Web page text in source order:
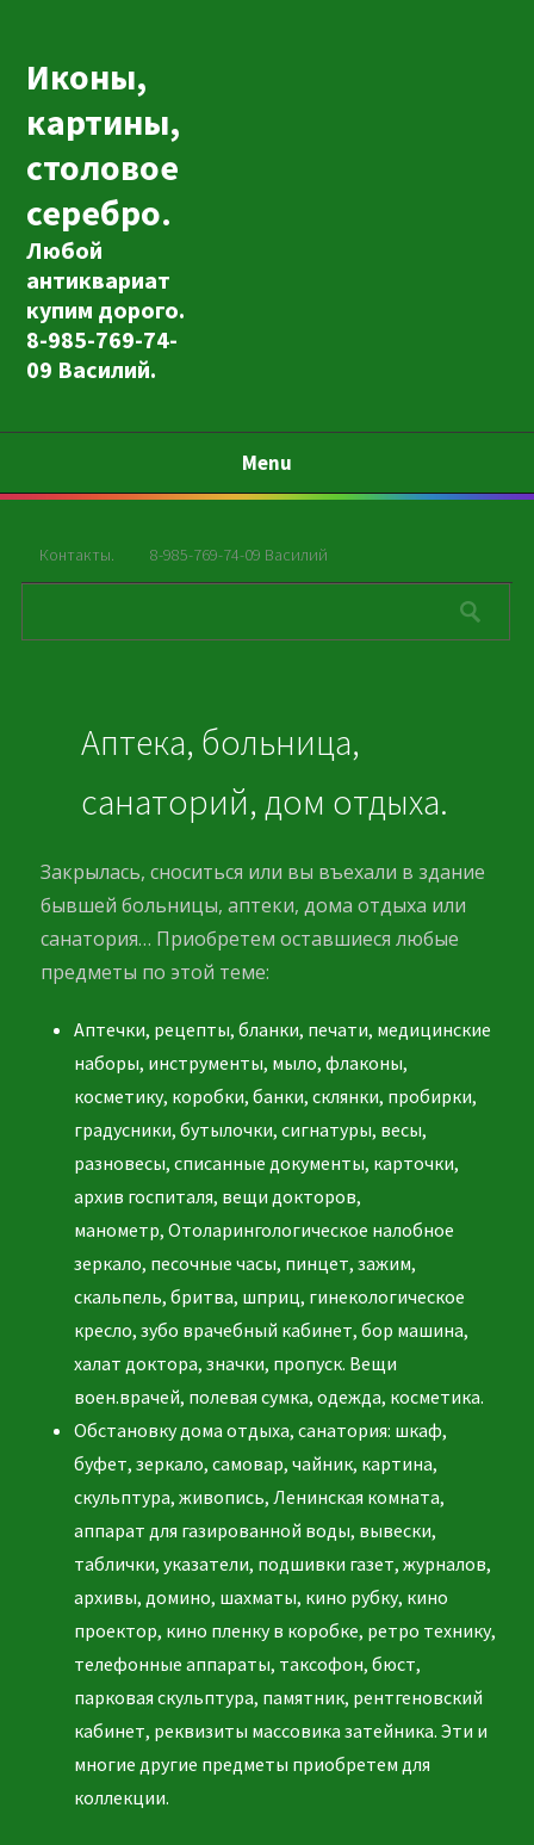
Иконы,
картины,
столовое
серебро.
Любой
антиквариат
купим дорого.
8-985-769-74-
09 Василий.
Menu
Контакты. 8-985-769-74-09 Василий
Аптека, больница,
санаторий, дом отдыха.
Закрылась, сноситься или вы въехали в здание
бывшей больницы, аптеки, дома отдыха или
санатория… Приобретем оставшиеся любые
предметы по этой теме:
Аптечки, рецепты, бланки, печати, медицинские
наборы, инструменты, мыло, флаконы,
косметику, коробки, банки, склянки, пробирки,
градусники, бутылочки, сигнатуры, весы,
разновесы, списанные документы, карточки,
архив госпиталя, вещи докторов,
манометр, Отоларингологическое налобное
зеркало, песочные часы, пинцет, зажим,
скальпель, бритва, шприц, гинекологическое
кресло, зубо врачебный кабинет, бор машина,
халат доктора, значки, пропуск. Вещи
воен.врачей, полевая сумка, одежда, косметика.
Обстановку дома отдыха, санатория: шкаф,
буфет, зеркало, самовар, чайник, картина,
скульптура, живопись, Ленинская комната,
аппарат для газированной воды, вывески,
таблички, указатели, подшивки газет, журналов,
архивы, домино, шахматы, кино рубку, кино
проектор, кино пленку в коробке, ретро технику,
телефонные аппараты, таксофон, бюст,
парковая скульптура, памятник, рентгеновский
кабинет, реквизиты массовика затейника. Эти и
многие другие предметы приобретем для
коллекции.